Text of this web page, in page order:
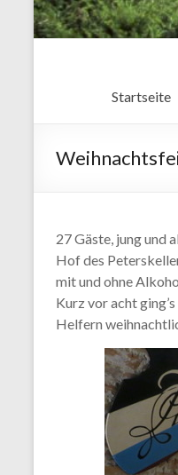
Startseite
27 Gäste, jung und
Hof des
mit und ohne
Kurz vor acht
Helfern